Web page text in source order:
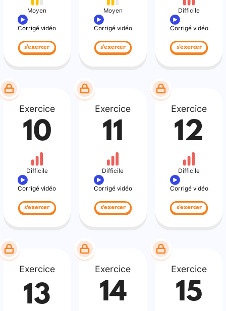
Moyen
Corrigé vidéo
s'exercer
Moyen
Corrigé vidéo
s'exercer
Difficile
Corrigé vidéo
s'exercer
Exercice
10
Difficile
Corrigé vidéo
s'exercer
Exercice
11
Difficile
Corrigé vidéo
s'exercer
Exercice
12
Difficile
Corrigé vidéo
s'exercer
Exercice
13
Exercice
14
Exercice
15